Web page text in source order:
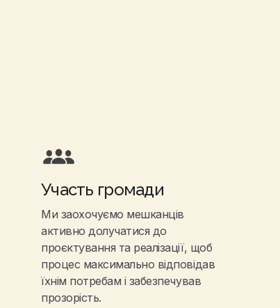
Участь громади
Ми заохочуємо мешканців
активно долучатися до
проєктування та реалізації, щоб
процес максимально відповідав
їхнім потребам і забезпечував
прозорість.